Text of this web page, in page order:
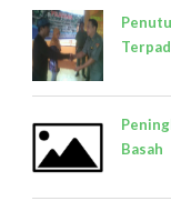
Basah